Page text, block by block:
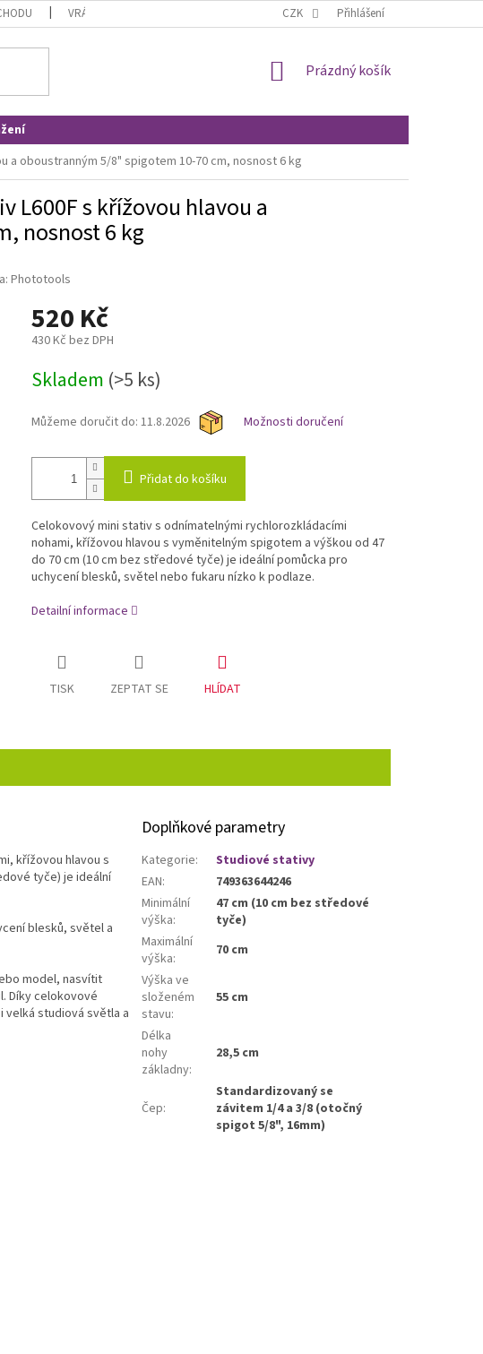
VRÁCENÍ A REKLAMACE OBCHODNÍ PODMÍNKY MOJE OBJEDNÁVKA
CZK Přihlášení
NÁKUPNÍ
Prázdný košík
a oboustranným 5/8" spigotem 10-70 cm, nosnost 6 kg
L600F s křížovou hlavou a
nosnost 6 kg
Phototools
520 Kč
430 Kč bez DPH
cena:
Skladem (>5 ks)
Můžeme doručit do: 11.8.2026 Možnosti doručení
Přidat do košíku
Celokovový mini stativ s odnímatelnými rychlorozkládacími
nohami, křížovou hlavou s vyměnitelným spigotem a výškou od 47
do 70 cm (10 cm bez středové tyče) je ideální pomůcka pro
uchycení blesků, světel nebo fukaru nízko k podlaze.
Detailní informace
TISK ZEPTAT SE HLÍDAT
křížovou hlavou s
tyče) je ideální
blesků, světel a
model, nasvítit
Díky celokovové
velká studiová světla a
Doplňkové parametry
Kategorie:
Studiové stativy
EAN:
749363644246
Minimální
výška:
47 cm (10 cm bez středové
tyče)
Maximální
výška:
70 cm
Výška ve
složeném
stavu:
55 cm
Délka
nohy
základny:
28,5 cm
Čep:
Standardizovaný se
závitem 1/4 a 3/8 (otočný
spigot 5/8", 16mm)